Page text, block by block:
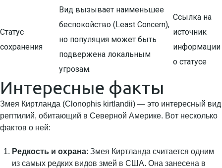
Статус
сохранения
Вид вызывает наименьшее
беспокойство (Least Concern),
но популяция может быть
подвержена локальным
угрозам.
Ссылка на
источник
информации
о статусе
Интересные факты
Змея Киртланда (Clonophis kirtlandii) — это интересный вид
рептилий, обитающий в Северной Америке. Вот несколько
фактов о ней:
Редкость и охрана: Змея Киртланда считается одним
из самых редких видов змей в США. Она занесена в